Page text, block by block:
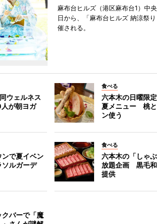
麻布台ヒルズ（港区麻布台1）中
日から、「麻布台ヒルズ 納涼祭
催される。
ウェルネス
が朝ヨガ
食べる
六本木の日曜限
夏メニュー 桃
ン使う
で夏イベン
ルガーデ
食べる
六本木の「しゃ
放題企画 黒毛
提供
バーで「魔